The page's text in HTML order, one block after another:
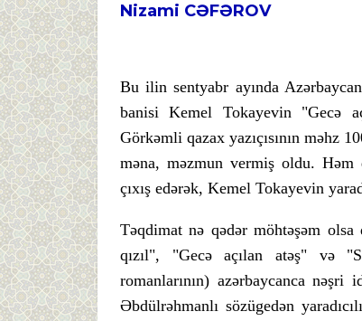
Nizami CƏFƏROV
Bu ilin sentyabr ayında
banisi Kemel Tokayevin "Gecə
Görkəmli qazax yazıçısının məhz
məna, məzmun vermiş oldu. Həm
çıxış edərək, Kemel Tokayevin
Təqdimat nə qədər möhtəşəm olsa
qızıl", "Gecə açılan atəş" və
romanlarının) azərbaycanca
Əbdülrəhmanlı sözügedən